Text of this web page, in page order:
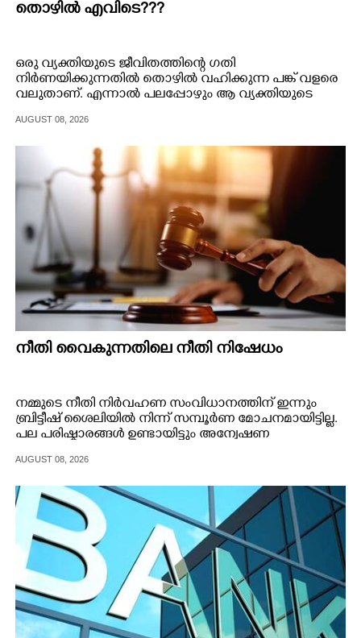
തൊഴിൽ എവിടെ???
ഒരു വ്യക്തിയുടെ ജീവിതത്തിന്റെ ഗതി
നിർണയിക്കുന്നതിൽ തൊഴിൽ വഹിക്കുന്ന പങ്ക് വളരെ
വലുതാണ്. എന്നാൽ പലപ്പോഴും ആ വ്യക്തിയുടെ
വാസ്തവം.
AUGUST 08, 2026
നീതി വൈകുന്നതിലെ നീതി നിഷേധം
നമ്മുടെ നീതി നിർവഹണ സംവിധാനത്തിന് ഇന്നും
ബ്രിട്ടീഷ് ശൈലിയിൽ നിന്ന് സമ്പൂർണ മോചനമായിട്ടില്ല.
പല പരിഷ്കാരങ്ങൾ ഉണ്ടായിട്ടും അന്വേഷണ
അതിസങ്കീർണമാണ്. അതിനാൽ അന്തിമ വിധിയ്ക്കായി
നീതി വൈകുന്നത് നീതി നിഷേധത്തിന് തുല്യമാണെന്ന്
എല്ലാവർക്കുമറിയാം. എന്നാൽ അന്വേഷണവും
വിചാരണയും അനിശ്ചിതമായി നീളുന്ന ഒട്ടേറെ
കേസുകളാണ് ദിനംപ്രതിയെന്നോണം ഉണ്ടാകുന്നത്.
AUGUST 08, 2026